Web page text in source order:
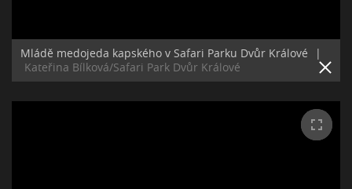
Mládě medojeda kapského v Safari Parku Dvůr Králové
|
Kateřina Bílková/Safari Park Dvůr Králové